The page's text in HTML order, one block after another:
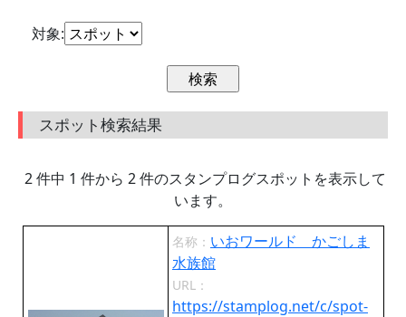
対象:
スポット検索結果
2 件中 1 件から 2 件のスタンプログスポットを表示して
います。
名称： いおワールド かごしま
水族館
URL：
https://stamplog.net/c/spot-